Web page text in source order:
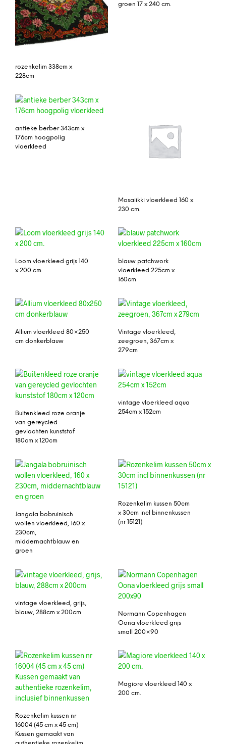
rozenkelim 338cm x
228cm
groen 17 x 240 cm.
antieke berber 343cm x
176cm hoogpolig
vloerkleed
Mosaiikki vloerkleed 160 x
230 cm.
Loom vloerkleed grijs 140
x 200 cm.
blauw patchwork
vloerkleed 225cm x
160cm
Allium vloerkleed 80×250
cm donkerblauw
Vintage vloerkleed,
zeegroen, 367cm x
279cm
Buitenkleed roze oranje
van gereycled
gevlochten kunststof
180cm x 120cm
vintage vloerkleed aqua
254cm x 152cm
Jangala bobruinisch
wollen vloerkleed, 160 x
230cm,
middernachtblauw en
groen
Rozenkelim kussen 50cm
x 30cm incl binnenkussen
(nr 15121)
vintage vloerkleed, grijs,
blauw, 288cm x 200cm
Normann Copenhagen
Oona vloerkleed grijs
small 200×90
Rozenkelim kussen nr
16004 (45 cm x 45 cm)
Kussen gemaakt van
Magiore vloerkleed 140 x
200 cm.